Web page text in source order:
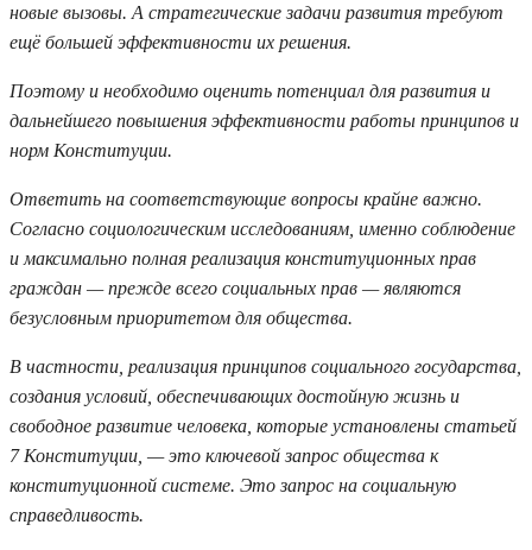
новые вызовы. А стратегические задачи развития требуют
ещё большей эффективности их решения.
Поэтому и необходимо оценить потенциал для развития и
дальнейшего повышения эффективности работы принципов и
норм Конституции.
Ответить на соответствующие вопросы крайне важно.
Согласно социологическим исследованиям, именно соблюдение
и максимально полная реализация конституционных прав
граждан — прежде всего социальных прав — являются
безусловным приоритетом для общества.
В частности, реализация принципов социального государства,
создания условий, обеспечивающих достойную жизнь и
свободное развитие человека, которые установлены статьей
7 Конституции, — это ключевой запрос общества к
конституционной системе. Это запрос на социальную
справедливость.